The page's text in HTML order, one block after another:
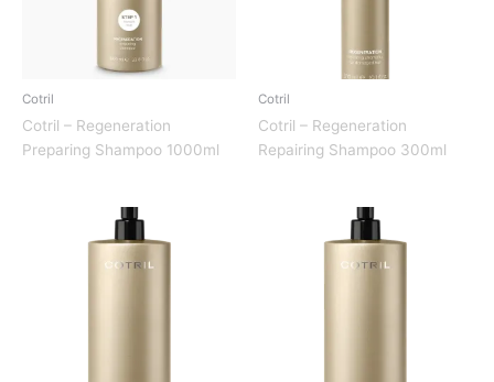
Cotril
Cotril – Regeneration
Preparing Shampoo 1000ml
Cotril
Cotril – Regeneration
Repairing Shampoo 300ml